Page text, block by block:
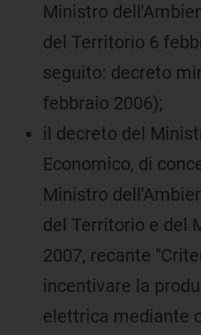
Ministro
del Territorio 6
seguito: decreto
febbraio 2006);
il decreto del
Economico, di
Ministro
del Territorio e del
2007, recante
incentivare la
elettrica mediante